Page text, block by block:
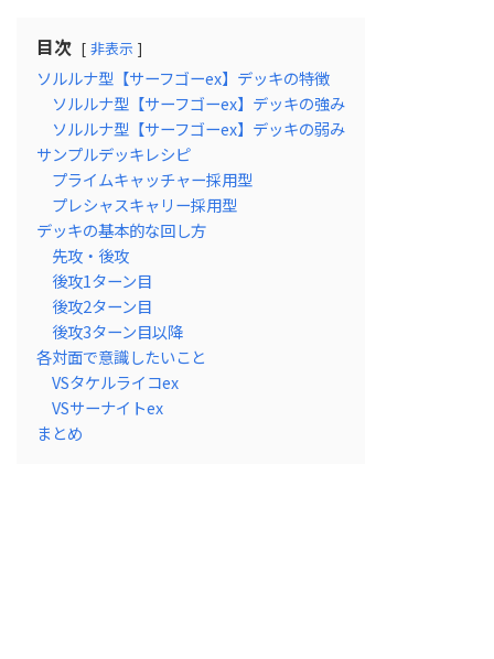
目次 非表示
ソルルナ型【サーフゴーex】デッキの特徴
ソルルナ型【サーフゴーex】デッキの強み
ソルルナ型【サーフゴーex】デッキの弱み
サンプルデッキレシピ
プライムキャッチャー採用型
プレシャスキャリー採用型
デッキの基本的な回し方
先攻・後攻
後攻1ターン目
後攻2ターン目
後攻3ターン目以降
各対面で意識したいこと
VSタケルライコex
VSサーナイトex
まとめ